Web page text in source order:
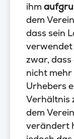
ihm
dem Verein
dass sein
verwendet
zwar,
nicht
Urhebers
Verhältnis
dem
verändert